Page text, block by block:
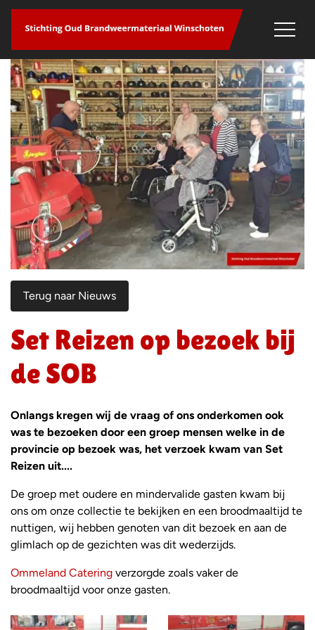
overslaan
Terug naar Nieuws
Set Reizen op bezoek bij
de SOB
Onlangs kregen wij de vraag of ons onderkomen ook
was te bezoeken door een groep mensen welke in de
provincie op bezoek was, het verzoek kwam van Set
Reizen uit....
De groep met oudere en mindervalide gasten kwam bij
ons om onze collectie te bekijken en een broodmaaltijd te
nuttigen, wij hebben genoten van dit bezoek en aan de
glimlach op de gezichten was dit wederzijds.
Ommeland Catering verzorgde zoals vaker de
broodmaaltijd voor onze gasten.
Foto